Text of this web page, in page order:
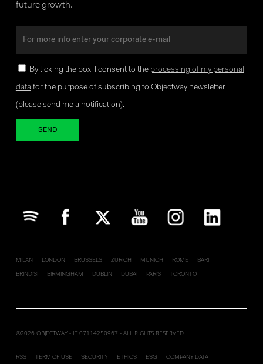
future growth.
By ticking the box, I consent to the processing of my personal
data for the purpose of subscribing to Objectway newsletter
(please send me a notification).
MILAN LONDON BRUSSELS ZURICH MUNICH ROME BARI
BRINDISI BIRMINGHAM DUBLIN DUBAI PARIS TORONTO
©2026 OBJECTWAY - IT 07114250967 - ALL RIGHTS RESERVED
RSS TERM OF USE SECURITY ETHICS ESG COMPANY DATA